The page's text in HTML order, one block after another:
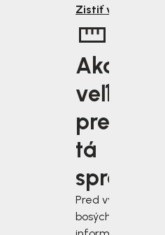
Zistiť viac
Aká
veľkosť je
pre vás
tá
správna?
Pred výberom
bosých topánok sa